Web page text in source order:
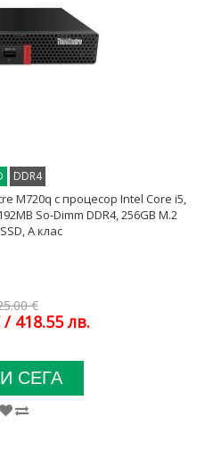
DDR4
M720q с процесор Intel Core i5,
So-Dimm DDR4, 256GB M.2
A клас
€
/ 418.55 лв.
СЕГА